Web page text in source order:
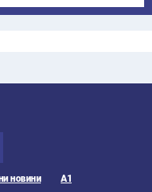
новини А1